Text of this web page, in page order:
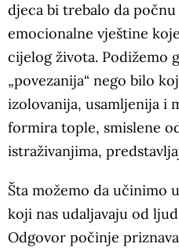
djeca bi trebalo da
emocionalne vještine
cijelog života. Podižemo
„povezanija“ nego bilo
izolovanija, usamljenija i
formira tople, smislene
istraživanjima,
Šta možemo da učinimo
koji nas udaljavaju od
Odgovor počinje